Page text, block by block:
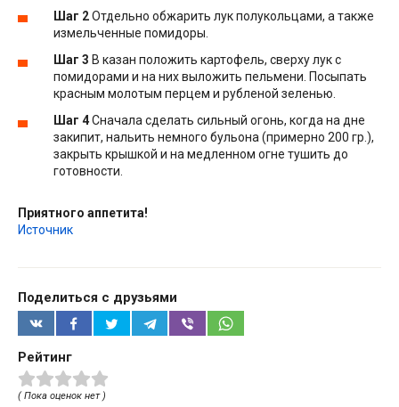
Шаг 2Отдельно обжарить лук полукольцами, а также
измельченные помидоры.
Шаг 3 В казан положить картофель, сверху лук с
помидорами и на них выложить пельмени. Посыпать
красным молотым перцем и рубленой зеленью.
Шаг 4Сначала сделать сильный огонь, когда на дне
закипит, нальить немного бульона (примерно 200 гр.),
закрыть крышкой и на медленном огне тушить до
готовности.
Приятного аппетита!
Источник
Поделиться с друзьями
Рейтинг
( Пока оценок нет )